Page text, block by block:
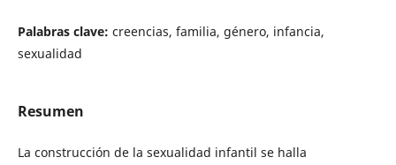
Palabras clave: creencias, familia, género, infancia,
sexualidad
Resumen
La construcción de la sexualidad infantil se halla